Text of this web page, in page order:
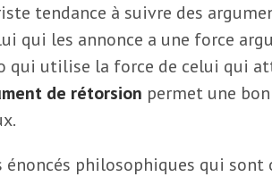
tendance à suivre des
qui les annonce a une force
qui utilise la force de celui qui
de rétorsion permet une
énoncés philosophiques qui sont